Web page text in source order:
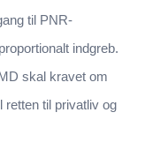
til PNR-
indgreb.
skal kravet om
retten til privatliv og